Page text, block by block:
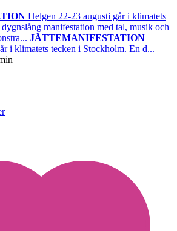
Helgen 22-23 augusti går i klimatets
manifestation med tal, musik och
JÄTTEMANIFESTATION
i klimatets tecken i Stockholm. En d...